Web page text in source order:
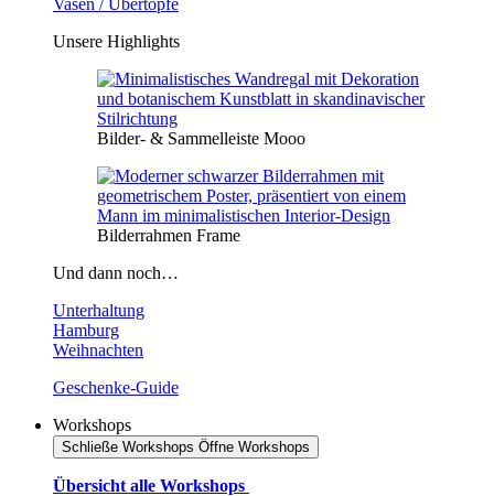
Unsere Highlights
Bilder- & Sammelleiste Mooo
Bilderrahmen Frame
Und dann noch…
Unterhaltung
Hamburg
Weihnachten
Geschenke-Guide
Workshops
Schließe Workshops Öffne Workshops
Übersicht alle Workshops